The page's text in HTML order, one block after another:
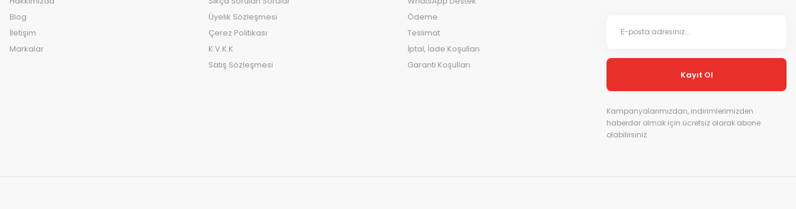
Blog
İletişim
Markalar
Üyelik Sözleşmesi
Çerez Politikası
K.V.K.K
Satış Sözleşmesi
Ödeme
Teslimat
İptal, İade Koşulları
Garanti Koşulları
Kayıt Ol
Kampanyalarımızdan, indirimlerimizden
haberdar olmak için ücretsiz olarak abone
olabilirsiniz.